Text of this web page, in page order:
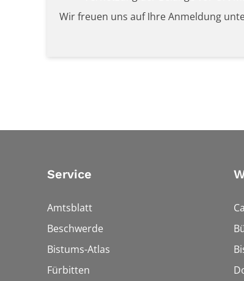
Wir freuen uns auf Ihre Anmeldung
Service
Amtsblatt
Beschwerde
Bistums-Atlas
Fürbitten